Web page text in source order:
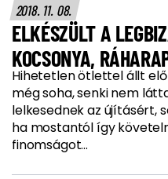
2018. 11. 08.
ELKÉSZÜLT A
KOCSONYA,
Hihetetlen ötlettel állt elő
még soha, senki nem
lelkesednek az újításért,
ha mostantól így
finomságot...